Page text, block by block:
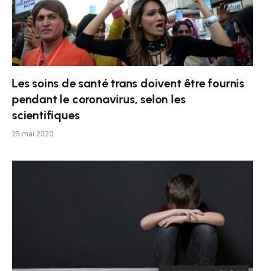
Les soins de santé trans doivent être fournis
pendant le coronavirus, selon les
scientifiques
25 mai 2020